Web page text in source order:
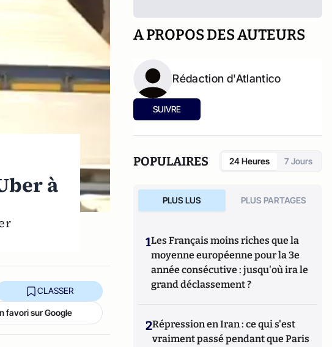
à
CLASSER
favori sur Google
A PROPOS DES AUTEURS
Rédaction d'Atlantico
SUIVRE
POPULAIRES 24 Heures 7 Jours
PLUS LUS PLUS PARTAGES
1Les Français moins riches que la
moyenne européenne pour la 3e
année consécutive : jusqu'où ira le
grand déclassement ?
2Répression en Iran : ce qui s'est
vraiment passé pendant que Paris